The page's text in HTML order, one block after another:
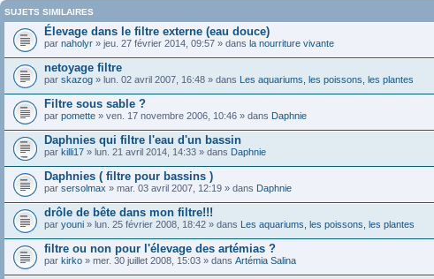
SUJETS SIMILAIRES
Élevage dans le filtre externe (eau douce)
par naholyr » jeu. 27 février 2014, 09:57 » dans la nourriture vivante
netoyage filtre
par skazog » lun. 02 avril 2007, 16:48 » dans Les aquariums, les poissons, les plantes
Filtre sous sable ?
par pomette » ven. 17 novembre 2006, 10:46 » dans Daphnie
Daphnies qui filtre l'eau d'un bassin
par killi17 » lun. 21 avril 2014, 14:33 » dans Daphnie
Daphnies ( filtre pour bassins )
par sersolmax » mar. 03 avril 2007, 12:19 » dans Daphnie
drôle de bête dans mon filtre!!!
par youni » lun. 25 février 2008, 18:42 » dans Les aquariums, les poissons, les plantes
filtre ou non pour l'élevage des artémias ?
par kirko » mer. 30 juillet 2008, 15:03 » dans Artémia Salina